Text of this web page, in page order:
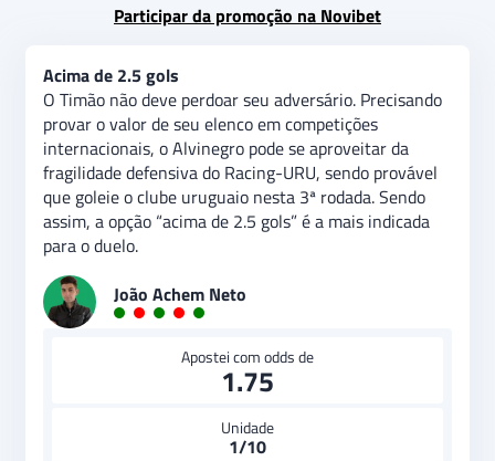
Participar da promoção na Novibet
Acima de 2.5 gols
O Timão não deve perdoar seu adversário. Precisando
provar o valor de seu elenco em competições
internacionais, o Alvinegro pode se aproveitar da
fragilidade defensiva do Racing-URU, sendo provável
que goleie o clube uruguaio nesta 3ª rodada. Sendo
assim, a opção “acima de 2.5 gols” é a mais indicada
para o duelo.
João Achem Neto
Apostei com odds de
1.75
Unidade
1/10